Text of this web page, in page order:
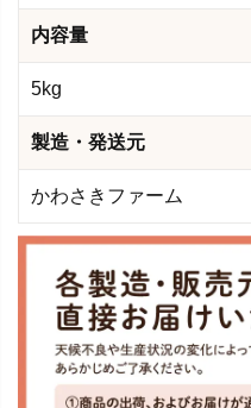
内容量
5kg
製造・発送元
かわさきファーム